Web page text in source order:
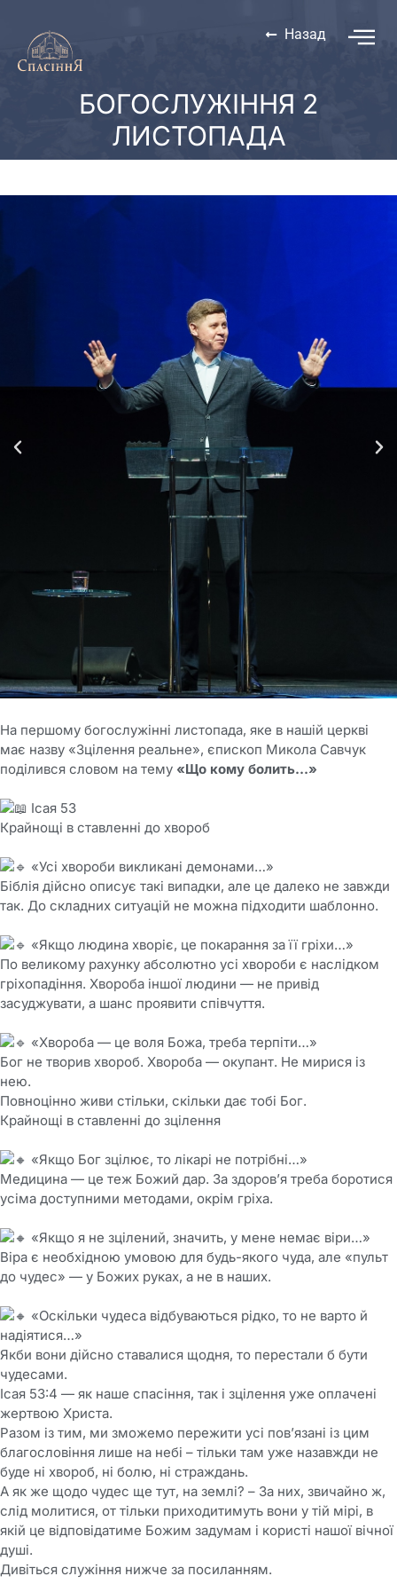
Назад
БОГОСЛУЖІННЯ 2
ЛИСТОПАДА
На першому богослужінні листопада, яке в нашій церкві
має назву «Зцілення реальне», єпископ Микола Савчук
поділився словом на тему «Що кому болить…»
Ісая 53
Крайнощі в ставленні до хвороб
«Усі хвороби викликані демонами…»
Біблія дійсно описує такі випадки, але це далеко не завжди
так. До складних ситуацій не можна підходити шаблонно.
«Якщо людина хворіє, це покарання за її гріхи…»
По великому рахунку абсолютно усі хвороби є наслідком
гріхопадіння. Хвороба іншої людини — не привід
засуджувати, а шанс проявити співчуття.
«Хвороба — це воля Божа, треба терпіти…»
Бог не творив хвороб. Хвороба — окупант. Не мирися із
нею.
Повноцінно живи стільки, скільки дає тобі Бог.
Крайнощі в ставленні до зцілення
«Якщо Бог зцілює, то лікарі не потрібні…»
Медицина — це теж Божий дар. За здоровʼя треба боротися
усіма доступними методами, окрім гріха.
«Якщо я не зцілений, значить, у мене немає віри…»
Віра є необхідною умовою для будь-якого чуда, але «пульт
до чудес» — у Божих руках, а не в наших.
«Оскільки чудеса відбуваються рідко, то не варто й
надіятися…»
Якби вони дійсно ставалися щодня, то перестали б бути
чудесами.
Ісая 53:4 — як наше спасіння, так і зцілення уже оплачені
жертвою Христа.
Разом із тим, ми зможемо пережити усі повʼязані із цим
благословіння лише на небі – тільки там уже назавжди не
буде ні хвороб, ні болю, ні страждань.
А як же щодо чудес ще тут, на землі? – За них, звичайно ж,
слід молитися, от тільки приходитимуть вони у тій мірі, в
якій це відповідатиме Божим задумам і користі нашої вічної
душі.
Дивіться служіння нижче за посиланням.